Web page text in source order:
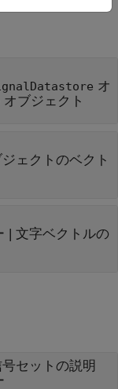
オ
オブジェクト
ェクトのベクト
文字ベクトルの
セットの説明